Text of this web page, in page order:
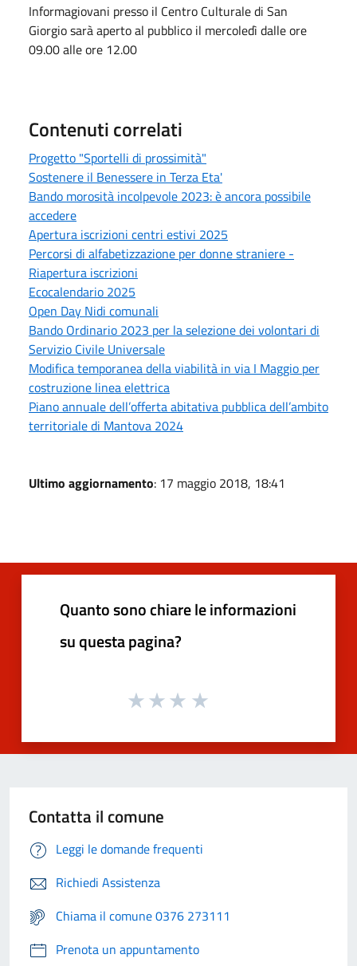
Informagiovani presso il Centro Culturale di San
Giorgio sarà aperto al pubblico il mercoledì dalle ore
09.00 alle ore 12.00
Contenuti correlati
Progetto "Sportelli di prossimità"
Sostenere il Benessere in Terza Eta'
Bando morosità incolpevole 2023: è ancora possibile
accedere
Apertura iscrizioni centri estivi 2025
Percorsi di alfabetizzazione per donne straniere -
Riapertura iscrizioni
Ecocalendario 2025
Open Day Nidi comunali
Bando Ordinario 2023 per la selezione dei volontari di
Servizio Civile Universale
Modifica temporanea della viabilità in via I Maggio per
costruzione linea elettrica
Piano annuale dell’offerta abitativa pubblica dell’ambito
territoriale di Mantova 2024
Ultimo aggiornamento: 17 maggio 2018, 18:41
Quanto sono chiare le informazioni
su questa pagina?
Contatta il comune
Leggi le domande frequenti
Richiedi Assistenza
Chiama il comune 0376 273111
Prenota un appuntamento